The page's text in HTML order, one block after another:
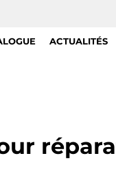
ACTUALITÉS